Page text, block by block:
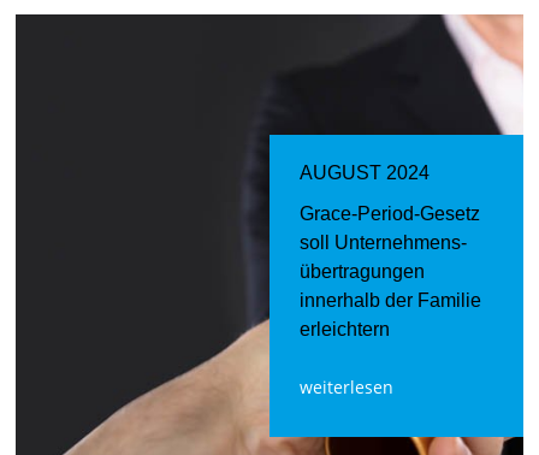
AUGUST 2024
Grace-Period-Gesetz
soll Unternehmens­
übertragungen
innerhalb der Familie
erleichtern
weiterlesen